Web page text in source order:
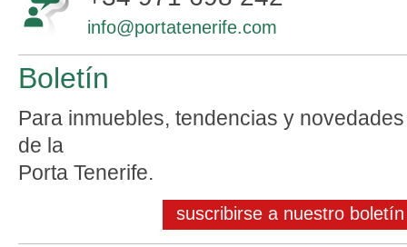
info@portatenerife.com
Boletín
Para inmuebles, tendencias y novedades
de la
Porta Tenerife.
suscribirse a nuestro boletín